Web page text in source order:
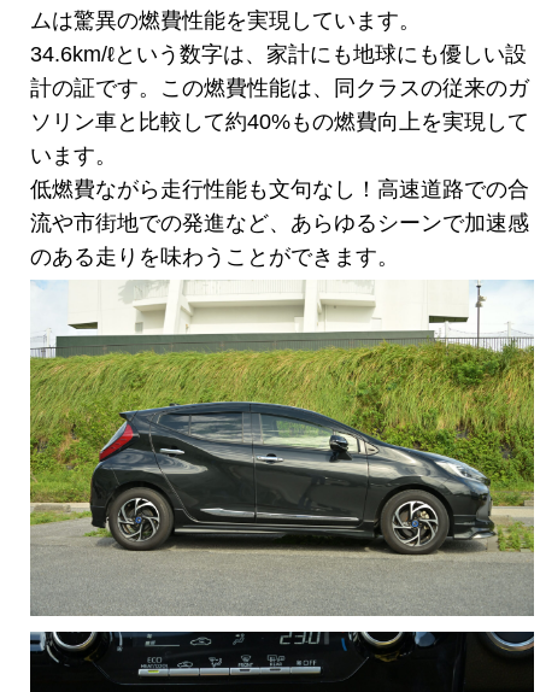
ムは驚異の燃費性能を実現しています。
34.6km/ℓという数字は、家計にも地球にも優しい設
計の証です。この燃費性能は、同クラスの従来のガ
ソリン車と比較して約40%もの燃費向上を実現して
います。
低燃費ながら走行性能も文句なし！高速道路での合
流や市街地での発進など、あらゆるシーンで加速感
のある走りを味わうことができます。